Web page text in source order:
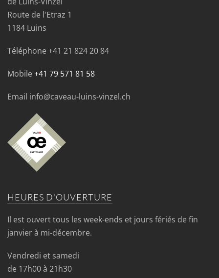
Route de l'Etraz 1
1184 Luins
Téléphone +41 21 824 20 84
Mobile +41 79 571 81 58
Email info@caveau-luins-vinzel.ch
HEURES D'OUVERTURE
Il est ouvert tous les week-ends et jours fériés de fin
janvier à mi-décembre.
Vendredi et samedi
de 17h00 à 21h30